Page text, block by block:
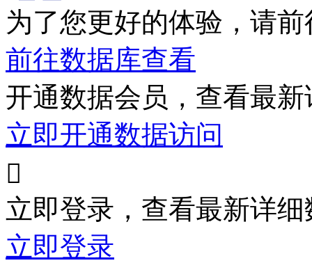
为了您更好的体验，请
前往数据库查看
开通数据会员，查看最
立即开通数据访问

立即登录，查看最新详细
立即登录